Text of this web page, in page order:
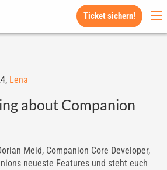
Ticket sichern!
Lena
about Companion
Meid, Companion Core Developer,
neueste Features und steht euch